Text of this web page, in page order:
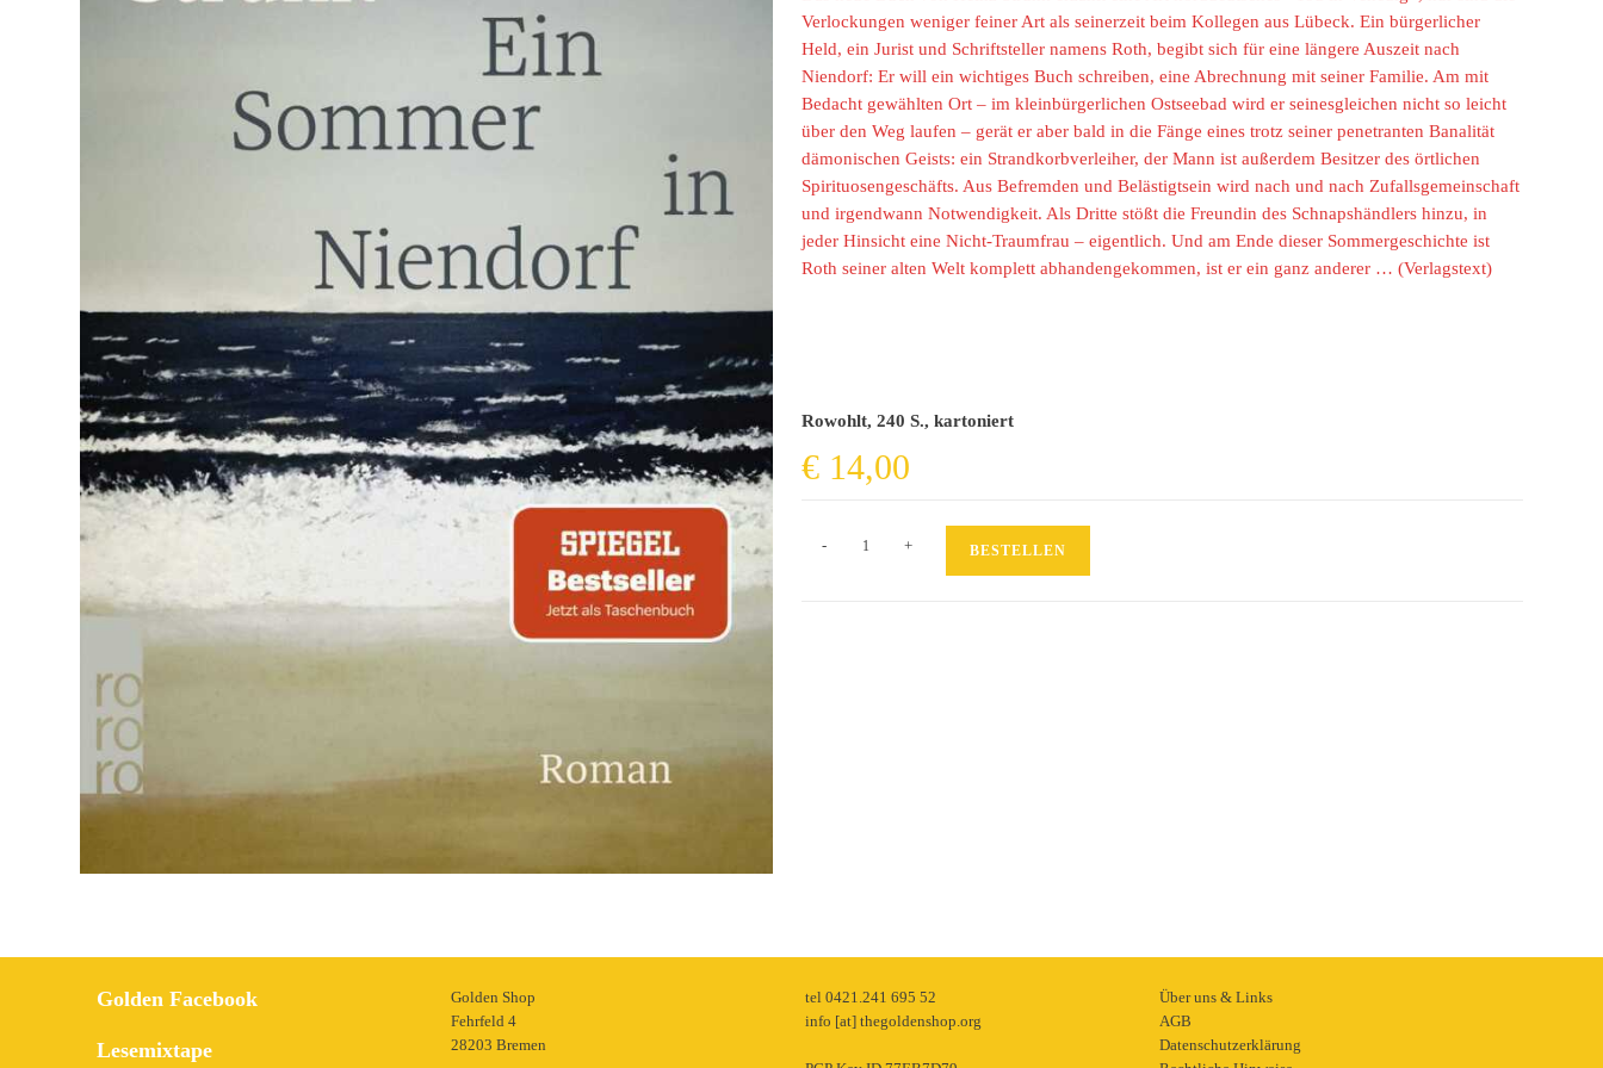
Verlockungen weniger feiner Art als seinerzeit beim Kollegen aus Lübeck. Ein bürgerlicher
Held, ein Jurist und Schriftsteller namens Roth, begibt sich für eine längere Auszeit nach
Niendorf: Er will ein wichtiges Buch schreiben, eine Abrechnung mit seiner Familie. Am mit
Bedacht gewählten Ort – im kleinbürgerlichen Ostseebad wird er seinesgleichen nicht so leicht
über den Weg laufen – gerät er aber bald in die Fänge eines trotz seiner penetranten Banalität
dämonischen Geists: ein Strandkorbverleiher, der Mann ist außerdem Besitzer des örtlichen
Spirituosengeschäfts. Aus Befremden und Belästigtsein wird nach und nach Zufallsgemeinschaft
und irgendwann Notwendigkeit. Als Dritte stößt die Freundin des Schnapshändlers hinzu, in
jeder Hinsicht eine Nicht-Traumfrau – eigentlich. Und am Ende dieser Sommergeschichte ist
Roth seiner alten Welt komplett abhandengekommen, ist er ein ganz anderer … (Verlagstext)
Rowohlt, 240 S., kartoniert
€ 14,00
- + BESTELLEN
Golden Facebook
Lesemixtape
Golden Shop
Fehrfeld 4
28203 Bremen
tel 0421.241 695 52
info [at] thegoldenshop.org
Über uns & Links
AGB
Datenschutzerklärung